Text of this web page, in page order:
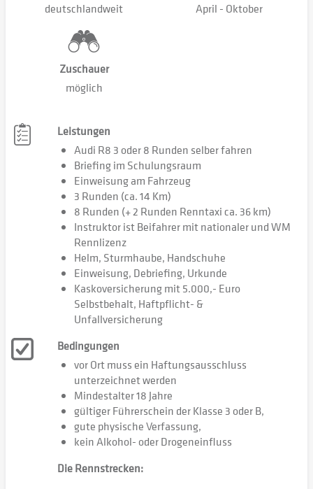
deutschlandweit
April - Oktober
Zuschauer
möglich
Leistungen
Audi R8 3 oder 8 Runden selber fahren
Briefing im Schulungsraum
Einweisung am Fahrzeug
3 Runden (ca. 14 Km)
8 Runden (+ 2 Runden Renntaxi ca. 36 km)
Instruktor ist Beifahrer mit nationaler und WM
Rennlizenz
Helm, Sturmhaube, Handschuhe
Einweisung, Debriefing, Urkunde
Kaskoversicherung mit 5.000,- Euro
Selbstbehalt, Haftpflicht- &
Unfallversicherung
Bedingungen
vor Ort muss ein Haftungsausschluss
unterzeichnet werden
Mindestalter 18 Jahre
gültiger Führerschein der Klasse 3 oder B,
gute physische Verfassung,
kein Alkohol- oder Drogeneinfluss
Die Rennstrecken: